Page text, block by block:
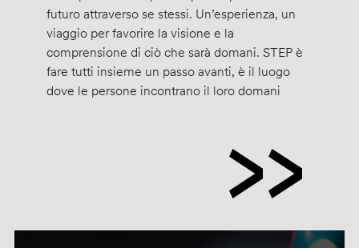
futuro attraverso se stessi. Un’esperienza, un
viaggio per favorire la visione e la
comprensione di ciò che sarà domani. STEP è
fare tutti insieme un passo avanti, è il luogo
dove le persone incontrano il loro domani